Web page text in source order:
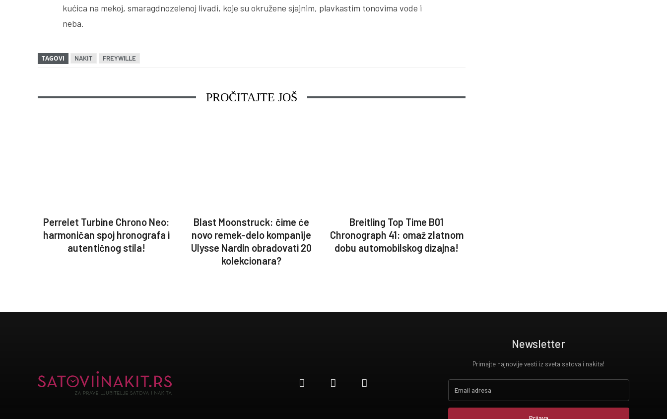
Hundertwasser Imperial
kućica na mekoj, smaragdnozelenoj livadi, koje su okružene sjajnim, plavkastim tonovima vode i
neba.
TAGOVI NAKIT FREYWILLE
PROČITAJTE JOŠ
Perrelet Turbine Chrono Neo:
harmoničan spoj hronografa i
autentičnog stila!
Blast Moonstruck: čime će
novo remek-delo kompanije
Ulysse Nardin obradovati 20
kolekcionara?
Breitling Top Time B01
Chronograph 41: omaž zlatnom
dobu automobilskog dizajna!
Newsletter
Primajte najnovije vesti iz sveta satova i nakita!